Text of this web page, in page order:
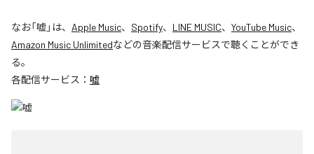
なお「嘘」は、 Apple Music、 Spotify、 LINE MUSIC、 YouTube Music、
Amazon Music Unlimitedなどの音楽配信サービスで聴くことができ
る。
各配信サービス： 嘘